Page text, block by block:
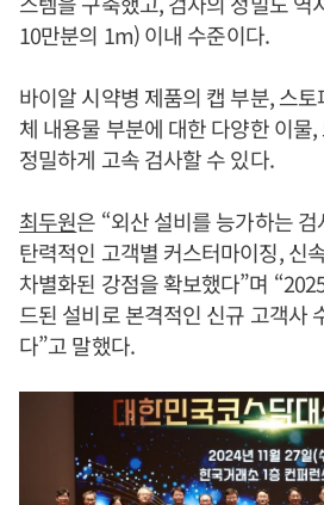
10만분의 1m) 이내 수준이다.
바이알 시약병 제품의 캡 부분, 스토
체 내용물 부분에 대한 다양한 이물
정밀하게 고속 검사할 수 있다.
최두원은 “외산 설비를 능가하는
탄력적인 고객별 커스터마이징, 신
차별화된 강점을 확보했다”며
드된 설비로 본격적인 신규 고객사
다”고 말했다.